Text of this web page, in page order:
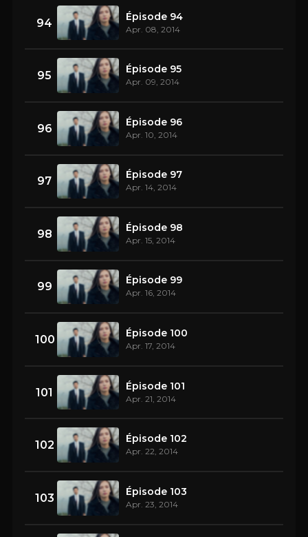
94 Épisode 94
Apr. 08, 2014
95 Épisode 95
Apr. 09, 2014
96 Épisode 96
Apr. 10, 2014
97 Épisode 97
Apr. 14, 2014
98 Épisode 98
Apr. 15, 2014
99 Épisode 99
Apr. 16, 2014
100 Épisode 100
Apr. 17, 2014
101 Épisode 101
Apr. 21, 2014
102 Épisode 102
Apr. 22, 2014
103 Épisode 103
Apr. 23, 2014